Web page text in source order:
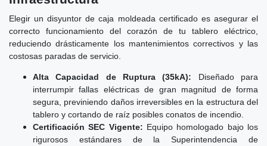
Elegir un disyuntor de caja moldeada certificado es asegurar el
correcto funcionamiento del corazón de tu tablero eléctrico,
reduciendo drásticamente los mantenimientos correctivos y las
costosas paradas de servicio.
Alta Capacidad de Ruptura (35kA): Diseñado para
interrumpir fallas eléctricas de gran magnitud de forma
segura, previniendo daños irreversibles en la estructura del
tablero y cortando de raíz posibles conatos de incendio.
Certificación SEC Vigente: Equipo homologado bajo los
rigurosos estándares de la Superintendencia de